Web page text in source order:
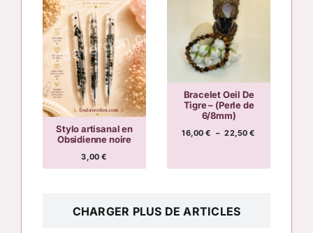
Stylo artisanal en
Obsidienne noire
3,00€
Bracelet Oeil De
Tigre – (Perle de
6/8mm)
16,00€ – 22,50€
à
CHARGER PLUS DE ARTICLES